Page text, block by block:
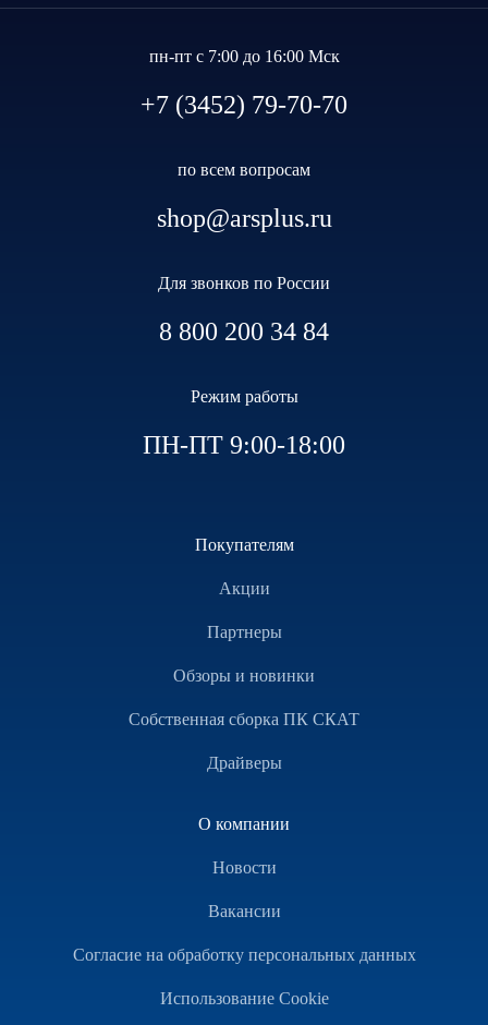
пн-пт с 7:00 до 16:00 Мск
+7 (3452) 79-70-70
по всем вопросам
shop@arsplus.ru
Для звонков по России
8 800 200 34 84
Режим работы
ПН-ПТ 9:00-18:00
Покупателям
Акции
Партнеры
Обзоры и новинки
Собственная сборка ПК СКАТ
Драйверы
О компании
Новости
Вакансии
Согласие на обработку персональных данных
Использование Cookie